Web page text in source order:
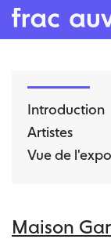
content
Introduction
Artistes
Vue de
Maison